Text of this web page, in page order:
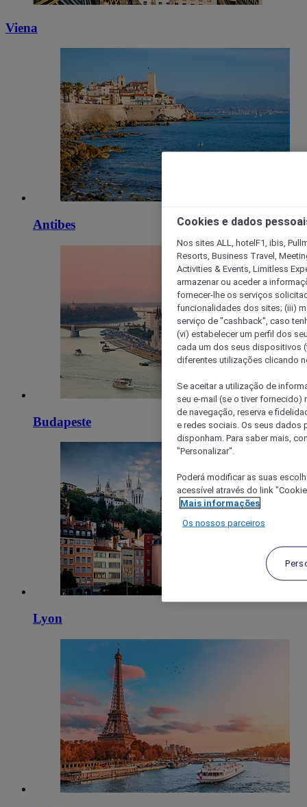
Viena
Antibes
Budapeste
Lyon
Cookies e dados
Nos sites ALL, hotelF1, ibis,
Resorts, Business Travel,
Activities & Events, Limitless
armazenar ou aceder a
fornecer-lhe os serviços
funcionalidades dos sites; (iii)
serviço de "cashback", caso
(vi) estabelecer um perfil dos
cada um dos seus dispositivos
diferentes utilizações clicando
Se aceitar a utilização de
seu e-mail (se o tiver
de navegação, reserva e
e redes sociais. Os seus dados
disponham. Para saber mais,
"Personalizar".
Poderá modificar as suas
acessível através do link
Mais informações
Os nossos parceiros